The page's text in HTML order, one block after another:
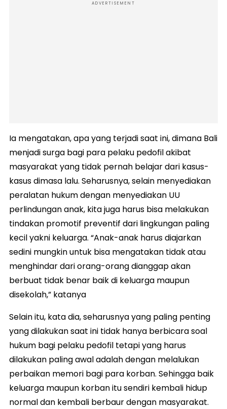
ADVERTISEMENT
Ia mengatakan, apa yang terjadi saat ini, dimana Bali
menjadi surga bagi para pelaku pedofil akibat
masyarakat yang tidak pernah belajar dari kasus-
kasus dimasa lalu. Seharusnya, selain menyediakan
peralatan hukum dengan menyediakan UU
perlindungan anak, kita juga harus bisa melakukan
tindakan promotif preventif dari lingkungan paling
kecil yakni keluarga. “Anak-anak harus diajarkan
sedini mungkin untuk bisa mengatakan tidak atau
menghindar dari orang-orang dianggap akan
berbuat tidak benar baik di keluarga maupun
disekolah,” katanya
Selain itu, kata dia, seharusnya yang paling penting
yang dilakukan saat ini tidak hanya berbicara soal
hukum bagi pelaku pedofil tetapi yang harus
dilakukan paling awal adalah dengan melalukan
perbaikan memori bagi para korban. Sehingga baik
keluarga maupun korban itu sendiri kembali hidup
normal dan kembali berbaur dengan masyarakat.